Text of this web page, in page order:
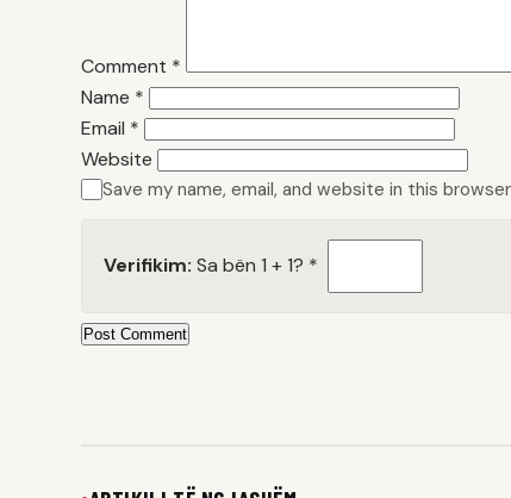
Comment *
Name *
Email *
Website
Save my name, email, and website in this
Verifikim: Sa bën 1 + 1? *
Post Comment